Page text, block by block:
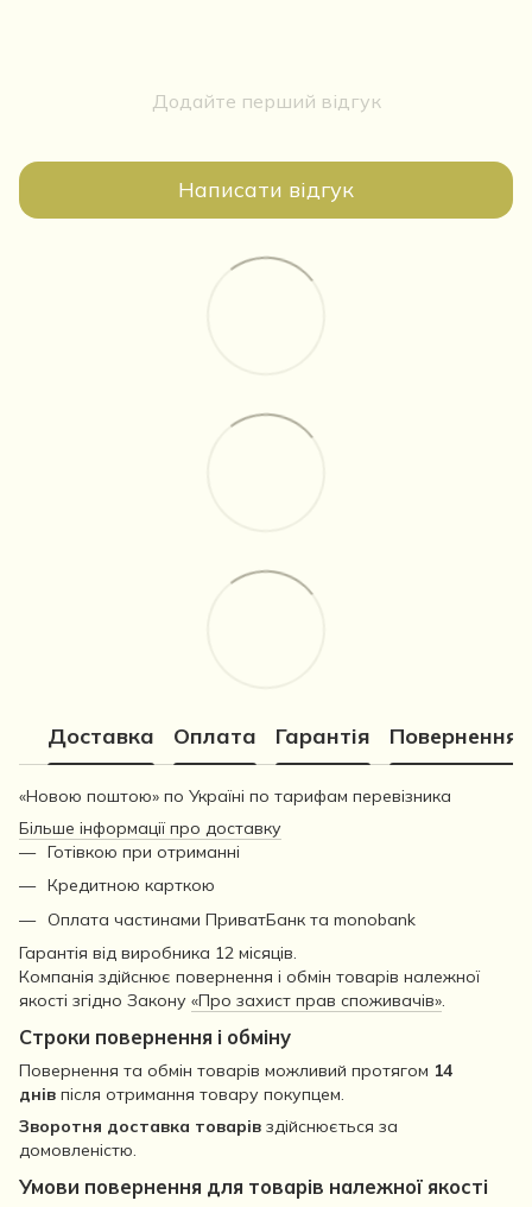
Додайте перший відгук
Написати відгук
Доставка Оплата Гарантія Повернення
«Новою поштою» по Україні по тарифам перевізника
Більше інформації про доставку
Готівкою при отриманні
Кредитною карткою
Оплата частинами ПриватБанк та monobank
Гарантія від виробника 12 місяців.
Компанія здійснює повернення і обмін товарів належної
якості згідно Закону «Про захист прав споживачів».
Строки повернення і обміну
Повернення та обмін товарів можливий протягом 14
днів після отримання товару покупцем.
Зворотня доставка товарів здійснюється за
домовленістю.
Умови повернення для товарів належної якості